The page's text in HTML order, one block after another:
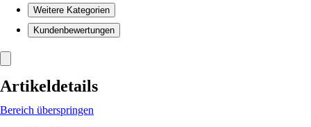
Weitere Kategorien
Kundenbewertungen
Artikeldetails
Bereich überspringen